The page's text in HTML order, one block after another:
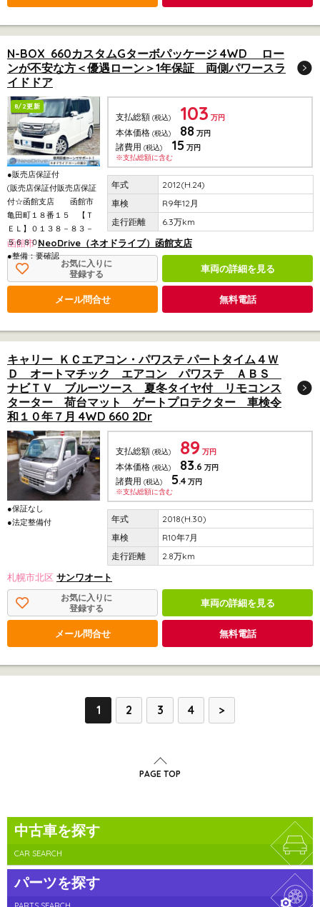
N-BOX 660カスタムGターボパッケージ 4WD ロー
ンが不安な方＜優遇ローン＞1年保証 両側パワースラ
イドドア
8/2更新
●販売店保証付
(販売店保証付販売店保証
付☆函館支店 函館市
亀田町１８番１５ 【Ｔ
ＥＬ】０１３８－８３－
５６８０)
●整備：要確認
支払総額 (税込) 103 万円
本体価格 (税込) 88 万円
諸費用 (税込) 15 万円
※支払総額に含む
2012(H.24)
R9年12月
6.3万km
函館市 NeoDrive（ネオドライブ）函館支店
お気に入りに
登録する
車両の詳細を見る
メール問合せ 無料電話
キャリー ＫＣエアコン・パワステ パートタイム４Ｗ
Ｄ オートマチック エアコン パワステ ＡＢＳ
ナビＴＶ ブルーツース 夏冬タイヤ付 リモコンス
ターター 荷台マット ゲートプロテクター 車検令
和１０年７月 4WD 660 2Dr
●保証なし
●法定整備付
支払総額 (税込) 89 万円
本体価格 (税込) 83.6 万円
諸費用 (税込) 5.4 万円
※支払総額に含む
2018(H.30)
R10年7月
2.8万km
札幌市北区 サンワオート
お気に入りに
登録する
車両の詳細を見る
メール問合せ 無料電話
1 2 3 4 >
PAGE TOP
中古車を探す
CAR SEARCH
パーツを探す